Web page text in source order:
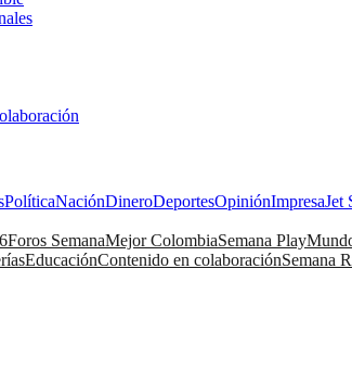
PolíticaNaciónDineroDeportesOpiniónImpresaJet
Foros SemanaMejor ColombiaSemana Play
EducaciónContenido en colaboraciónSemana